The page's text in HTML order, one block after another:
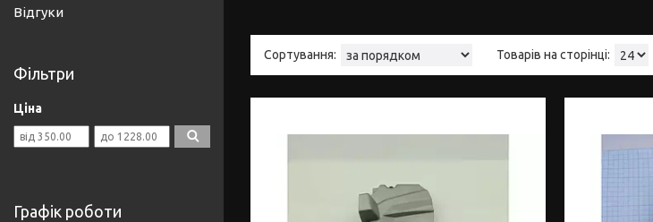
Відгуки
Фільтри
Ціна
Графік роботи